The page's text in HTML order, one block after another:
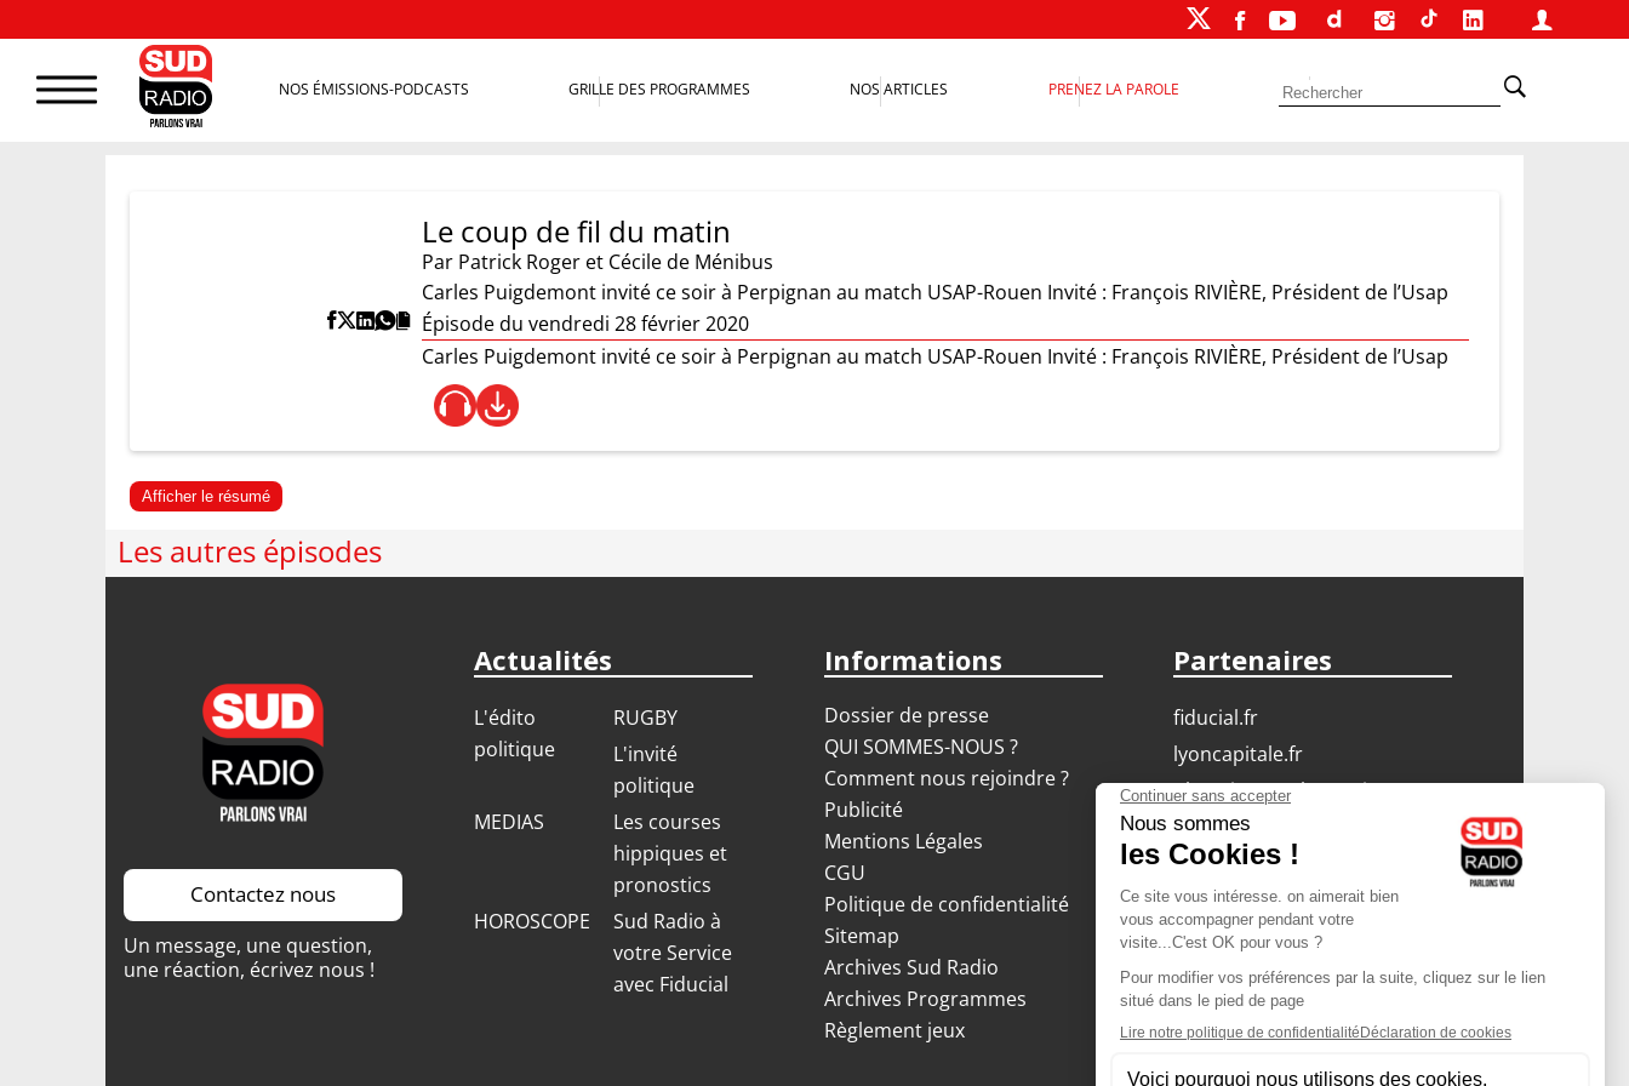
NOS ÉMISSIONS-PODCASTS GRILLE DES PROGRAMMES NOS ARTICLES PRENEZ LA PAROLE
Le coup de fil du matin
Par Patrick Roger et Cécile de Ménibus
Carles Puigdemont invité ce soir à Perpignan au match USAP-Rouen Invité : François RIVIÈRE, Président de l’Usap
Épisode du vendredi 28 février 2020
Carles Puigdemont invité ce soir à Perpignan au match USAP-Rouen Invité : François RIVIÈRE, Président de l’Usap
Afficher le résumé
Les autres épisodes
Contactez nous
Un message, une question,
une réaction, écrivez nous !
Actualités
L'édito
politique
RUGBY
L'invité
politique
MEDIAS
Les courses
hippiques et
pronostics
HOROSCOPE
Sud Radio à
votre Service
avec Fiducial
Informations
Dossier de presse
QUI SOMMES-NOUS ?
Comment nous rejoindre ?
Publicité
Mentions Légales
CGU
Politique de confidentialité
Sitemap
Archives Sud Radio
Archives Programmes
Règlement jeux
Partenaires
fiducial.fr
lyoncapitale.fr
olympique-et-lyonnais.com
L'application Iphone
/ Android
Téléchargez l'application
Les cookies